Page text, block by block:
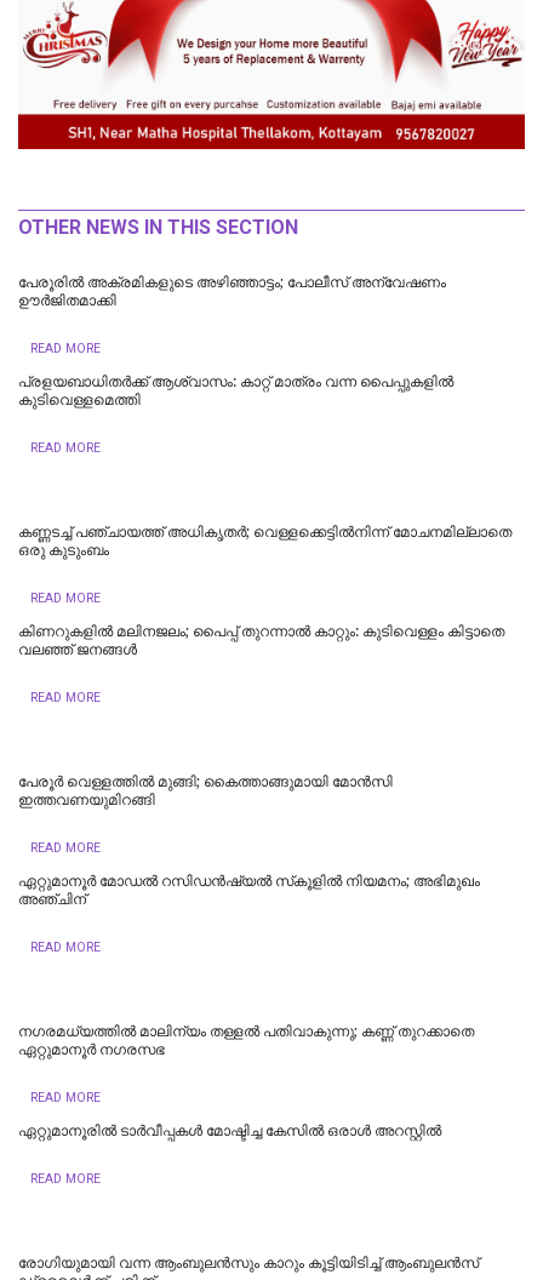
OTHER NEWS IN THIS SECTION
പേരൂരില്‍ അക്രമികളുടെ അഴിഞ്ഞാട്ടം; പോലീസ് അന്വേഷണം
ഊർജിതമാക്കി
READ MORE
പ്രളയബാധിതര്‍ക്ക് ആശ്വാസം: കാറ്റ് മാത്രം വന്ന പൈപ്പുകളിൽ
കുടിവെള്ളമെത്തി
READ MORE
കണ്ണടച്ച് പഞ്ചായത്ത് അധികൃതര്‍; വെള്ളക്കെട്ടില്‍നിന്ന് മോചനമില്ലാതെ
ഒരു കുടുംബം
READ MORE
കിണറുകളില്‍ മലിനജലം; പൈപ്പ് തുറന്നാല്‍ കാറ്റും: കുടിവെള്ളം കിട്ടാതെ
വലഞ്ഞ് ജനങ്ങള്‍
READ MORE
പേരൂർ വെള്ളത്തിൽ മുങ്ങി; കൈത്താങ്ങുമായി മോൻസി
ഇത്തവണയുമിറങ്ങി
READ MORE
ഏറ്റുമാനൂർ മോഡൽ റസിഡൻഷ്യൽ സ്‌കൂളിൽ നിയമനം; അഭിമുഖം
അഞ്ചിന്
READ MORE
നഗരമധ്യത്തില്‍ മാലിന്യം തള്ളല്‍ പതിവാകുന്നു; കണ്ണ് തുറക്കാതെ
ഏറ്റുമാനൂര്‍ നഗരസഭ
READ MORE
ഏറ്റുമാനൂരില്‍ ടാർവീപ്പകൾ മോഷ്ടിച്ച കേസിൽ ഒരാൾ അറസ്റ്റിൽ
READ MORE
രോഗിയുമായി വന്ന ആംബുലൻസും കാറും കൂട്ടിയിടിച്ച് ആംബുലൻസ്